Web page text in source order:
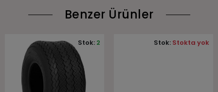
Benzer Ürünler
Stok: 2 Stok: Stokta yok